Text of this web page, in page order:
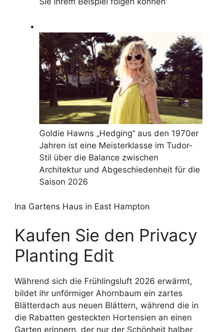
Goldie Hawns „Hedging“ aus den 1970er
Jahren ist eine Meisterklasse im Tudor-
Stil über die Balance zwischen
Architektur und Abgeschiedenheit für die
Saison 2026
Ina Gartens Haus in East Hampton
Kaufen Sie den Privacy
Planting Edit
Während sich die Frühlingsluft 2026 erwärmt,
bildet ihr unförmiger Ahornbaum ein zartes
Blätterdach aus neuen Blättern, während die in
die Rabatten gesteckten Hortensien an einen
Garten erinnern, der nur der Schönheit halber